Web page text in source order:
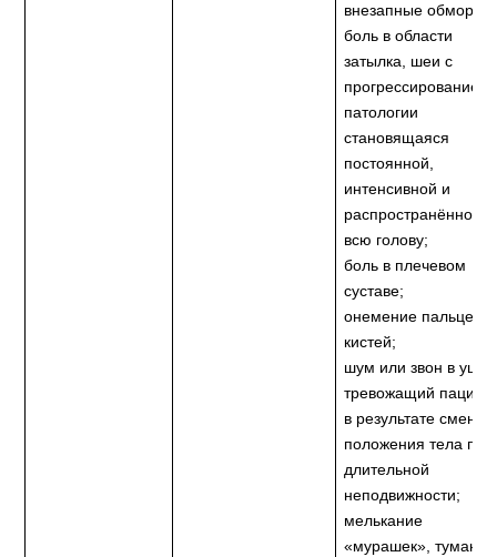
внезапные
боль в области
затылка, шеи с
прогрессированием
патологии
становящаяся
постоянной,
интенсивной и
распространённой
всю голову;
боль в плечевом
суставе;
онемение пальцев
кистей;
шум или звон в
тревожащий
в результате смены
положения тела
длительной
неподвижности;
мелькание
«мурашек», туман